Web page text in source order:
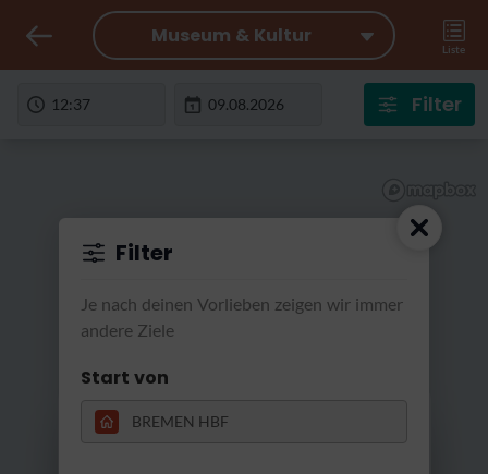
RatterRatter...
Museum & Kultur
Liste
Filter
Filter
Je nach deinen Vorlieben zeigen wir immer
andere Ziele
Start von